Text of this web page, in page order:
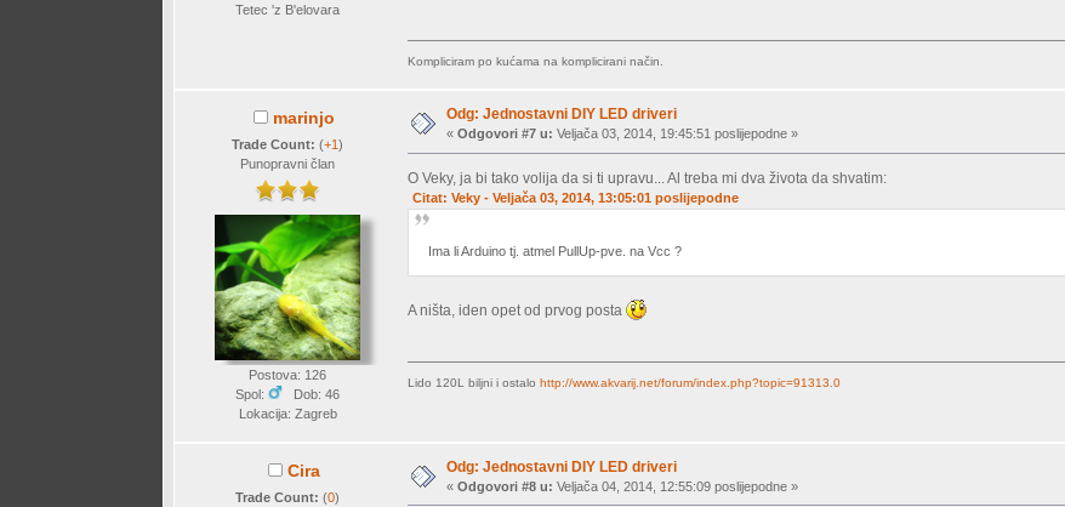
Tetec 'z B'elovara
Kompliciram po kućama na komplicirani način.
marinjo
Trade Count:(+1)
Punopravni član
Postova: 126
Spol:
Dob: 46
Lokacija: Zagreb
Odg: Jednostavni DIY LED driveri
«Odgovori #7 u: Veljača 03, 2014, 19:45:51 poslijepodne »
O Veky, ja bi tako volija da si ti upravu... Al treba mi dva života da shvatim:
Citat: Veky - Veljača 03, 2014, 13:05:01 poslijepodne
Ima li Arduino tj. atmel PullUp-pve. na Vcc ?
A ništa, iden opet od prvog posta
Lido 120L biljni i ostalohttp://www.akvarij.net/forum/index.php?topic=91313.0
Cira
Trade Count:(0)
Odg: Jednostavni DIY LED driveri
«Odgovori #8 u: Veljača 04, 2014, 12:55:09 poslijepodne »